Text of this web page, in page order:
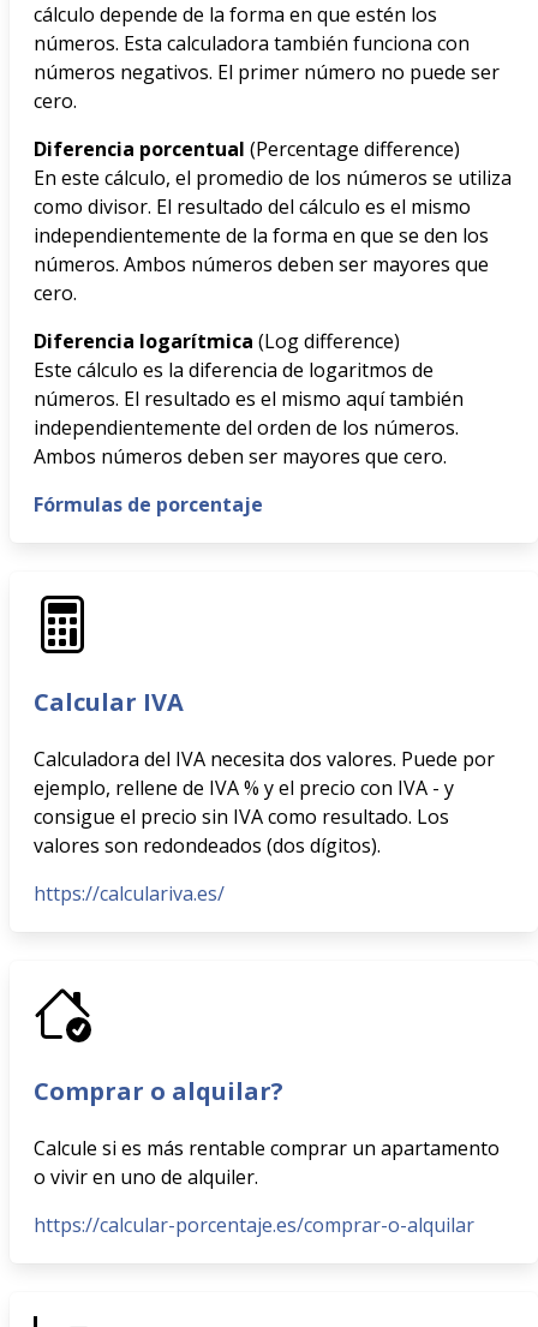
cálculo depende de la forma en que estén los
números. Esta calculadora también funciona con
números negativos. El primer número no puede ser
cero.
Diferencia porcentual (Percentage difference)
En este cálculo, el promedio de los números se utiliza
como divisor. El resultado del cálculo es el mismo
independientemente de la forma en que se den los
números. Ambos números deben ser mayores que
cero.
Diferencia logarítmica (Log difference)
Este cálculo es la diferencia de logaritmos de
números. El resultado es el mismo aquí también
independientemente del orden de los números.
Ambos números deben ser mayores que cero.
Fórmulas de porcentaje
Calcular IVA
Calculadora del IVA necesita dos valores. Puede por
ejemplo, rellene de IVA % y el precio con IVA - y
consigue el precio sin IVA como resultado. Los
valores son redondeados (dos dígitos).
https://calculariva.es/
Comprar o alquilar?
Calcule si es más rentable comprar un apartamento
o vivir en uno de alquiler.
https://calcular-porcentaje.es/comprar-o-alquilar